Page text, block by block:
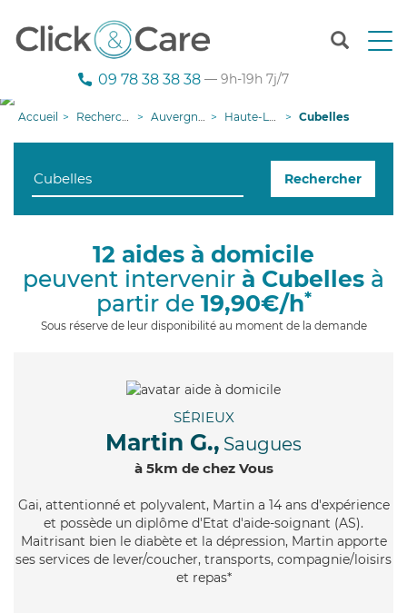
T
n
g
i
09 78 38 38 38 — 9h-19h 7j/7
Accueil Recherche aide à domicile Auvergne-Rhône-Alpes Haute-Loire Cubelles
Rechercher
12 aides à domicile
peuvent intervenir à Cubelles à
partir de 19,90€/h*
Sous réserve de leur disponibilité au moment de la demande
SÉRIEUX
Martin G., Saugues
à 5km de chez Vous
Gai, attentionné et polyvalent, Martin a 14 ans d'expérience
et possède un diplôme d'Etat d'aide-soignant (AS).
Maitrisant bien le diabète et la dépression, Martin apporte
ses services de lever/coucher, transports, compagnie/loisirs
et repas*